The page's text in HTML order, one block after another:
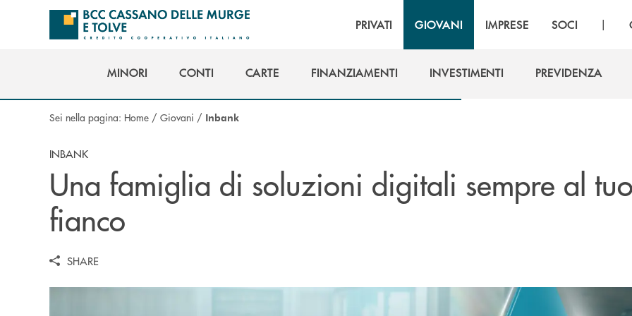
Salta al contenuto principale
PRIVATI GIOVANI IMPRESE SOCI |
MINORI
CONTI
CARTE
FINANZIAMENTI
INVESTIMENTI
PREVIDENZA
Sei nella pagina: Home / Giovani / Inbank
INBANK
Una famiglia di soluzioni digitali sempre al tuo
fianco
SHARE